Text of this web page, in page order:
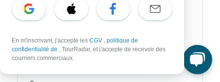
Irlande
Pays nordiques / Scandinavie
En m'inscrivant, j'accepte les CGV , politique de
confidentialité de , TourRadar, et j'accepte de recevoir des
courriers commerciaux.